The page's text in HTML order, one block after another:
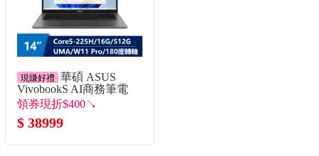
現賺好禮
華碩 ASUS
VivobookS AI商務筆電
14" (Intel Core Ultra5-
225H/16G/512G/UMA/W11)
灰
領券現折$400↘
$ 38999